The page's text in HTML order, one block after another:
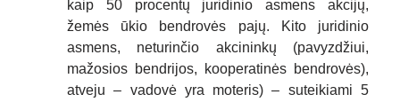
kaip 50 procentų juridinio asmens akcijų,
žemės ūkio bendrovės pajų. Kito juridinio
asmens, neturinčio akcininkų (pavyzdžiui,
mažosios bendrijos, kooperatinės bendrovės),
atveju – vadovė yra moteris) – suteikiami 5